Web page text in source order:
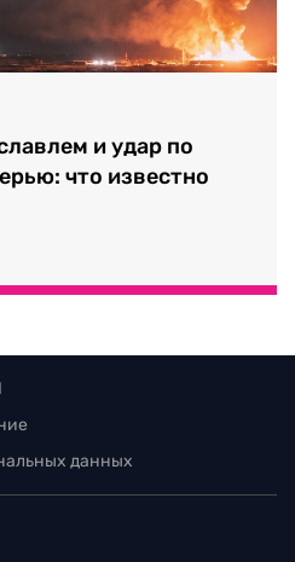
и удар по
что известно
данных